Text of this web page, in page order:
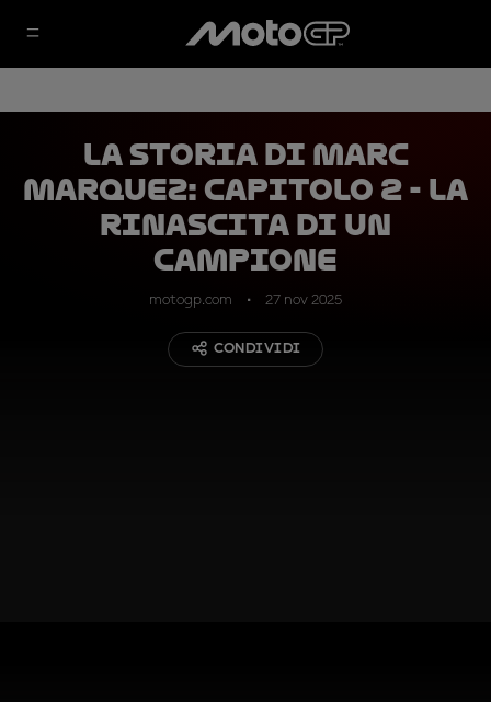
La storia di Marc
Marquez: capitolo 2 - la
rinascita di un
campione
motogp.com 27 nov 2025
CONDIVIDI